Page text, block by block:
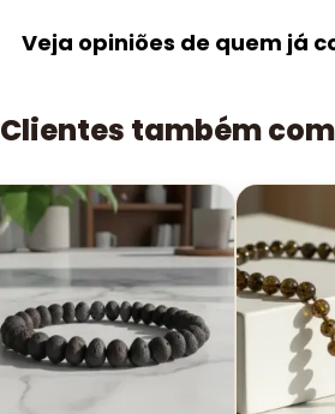
Veja opiniões de quem já
Clientes também